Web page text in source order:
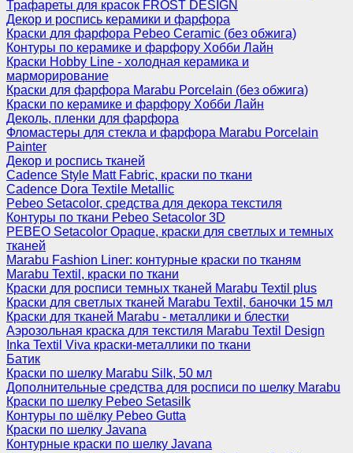
Трафареты для красок FROST DESIGN
Декор и роспись керамики и фарфора
Краски для фарфора Pebeo Ceramic (без обжига)
Контуры по керамике и фарфору Хобби Лайн
Краски Hobby Line - холодная керамика и
марморирование
Краски для фарфора Marabu Porcelain (без обжига)
Краски по керамике и фарфору Хобби Лайн
Деколь, пленки для фарфора
Фломастеры для стекла и фарфора Marabu Porcelain
Painter
Декор и роспись тканей
Cadence Style Matt Fabric, краски по ткани
Cadence Dora Textile Metallic
Pebeo Setacolor, средства для декора текстиля
Контуры по ткани Pebeo Setacolor 3D
PEBEO Setacolor Opaque, краски для светлых и темных
тканей
Marabu Fashion Liner: контурные краски по тканям
Marabu Textil, краски по ткани
Краски для росписи темных тканей Marabu Textil plus
Краски для светлых тканей Marabu Textil, баночки 15 мл
Краски для тканей Marabu - металлики и блестки
Аэрозольная краска для текстиля Marabu Textil Design
Inka Textil Viva краски-металлики по ткани
Батик
Краски по шелку Marabu Silk, 50 мл
Дополнительные средства для росписи по шелку Marabu
Краски по шелку Pebeo Setasilk
Контуры по шёлку Pebeo Gutta
Краски по шелку Javana
Контурные краски по шелку Javana